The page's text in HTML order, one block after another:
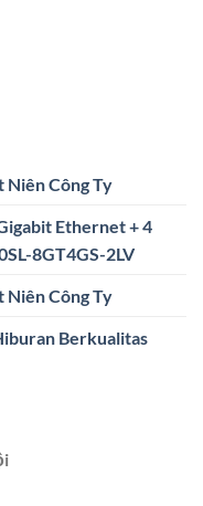
Công Ty
Ethernet + 4
8GT4GS-2LV
Công Ty
Berkualitas